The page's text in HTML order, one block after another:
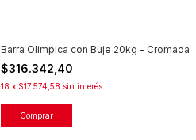
Barra Olimpica con Buje 20kg - Cromada
$316.342,40
18 x $17.574,58 sin interés